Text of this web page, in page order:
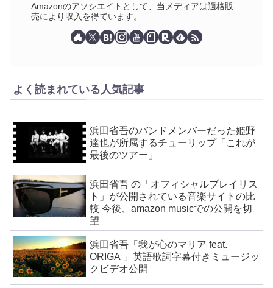
Amazonのアソシエイトとして、当メディアは適格販
売により収入を得ています。
よく読まれている人気記事
浜田省吾のバンドメンバーだった姫野
達也が所属するチューリップ「これが
最後のツアー」
浜田省吾 の「オフィシャルプレイリス
ト」が公開されている音楽サイトの比
較 今後、amazon musicでの公開を切
望
浜田省吾「我が心のマリア feat.
ORIGA 」英語歌詞字幕付きミュージッ
クビデオ公開